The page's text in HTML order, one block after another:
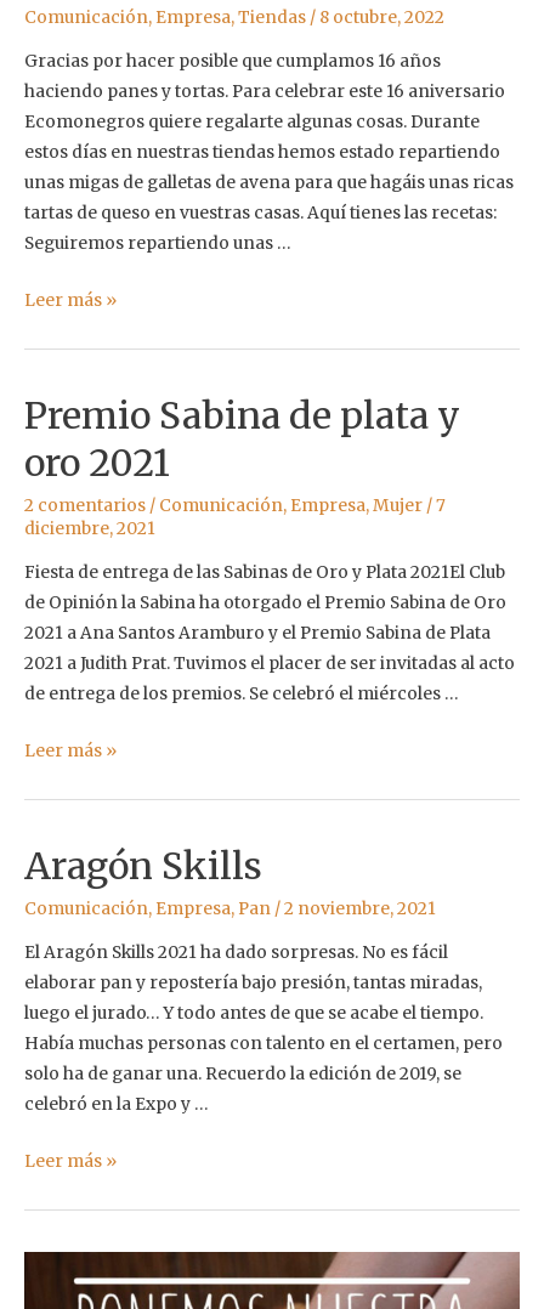
Comunicación, Empresa,Tiendas / 8 octubre, 2022
Gracias por hacer posible que cumplamos 16 años
haciendo panes y tortas. Para celebrar este 16 aniversario
Ecomonegros quiere regalarte algunas cosas. Durante
estos días en nuestras tiendas hemos estado repartiendo
unas migas de galletas de avena para que hagáis unas ricas
tartas de queso en vuestras casas. Aquí tienes las recetas:
Seguiremos repartiendo unas …
Regalos
Ecomonegros
Leer más »
Premio Sabina de plata y
oro 2021
2 comentarios / Comunicación, Empresa,Mujer /7
diciembre, 2021
Fiesta de entrega de las Sabinas de Oro y Plata 2021El Club
de Opinión la Sabina ha otorgado el Premio Sabina de Oro
2021 a Ana Santos Aramburo y el Premio Sabina de Plata
2021 a Judith Prat. Tuvimos el placer de ser invitadas al acto
de entrega de los premios. Se celebró el miércoles …
Premio
y
oro
Leer más »
Aragón Skills
Comunicación, Empresa, Pan /2 noviembre, 2021
El Aragón Skills 2021 ha dado sorpresas. No es fácil
elaborar pan y repostería bajo presión, tantas miradas,
luego el jurado… Y todo antes de que se acabe el tiempo.
Había muchas personas con talento en el certamen, pero
solo ha de ganar una. Recuerdo la edición de 2019, se
celebró en la Expo y …
Aragón
Leer más »